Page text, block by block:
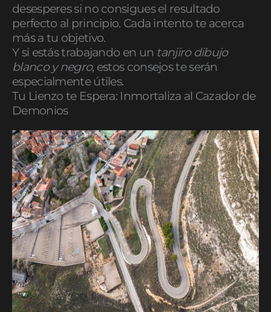
desesperes si no consigues el resultado
perfecto al principio. Cada intento te acerca
más a tu objetivo.
Y si estás trabajando en un tanjiro dibujo
blanco y negro, estos consejos te serán
especialmente útiles.
Tu Lienzo te Espera: Inmortaliza al Cazador de
Demonios